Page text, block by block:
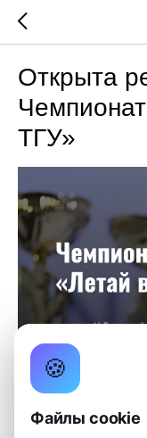
Открыта
ТГУ»
Приглашаем
🍪
Файлы cookie